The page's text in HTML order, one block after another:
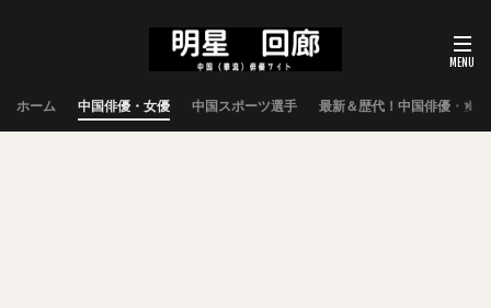
ホーム 中国俳優・女優 中国スポーツ選手 最新＆歴代！中国俳優・女